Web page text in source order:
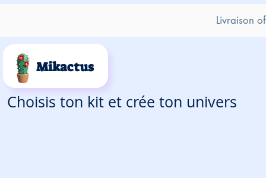
Livraison
Mikactus
Choisis ton kit et crée ton univers